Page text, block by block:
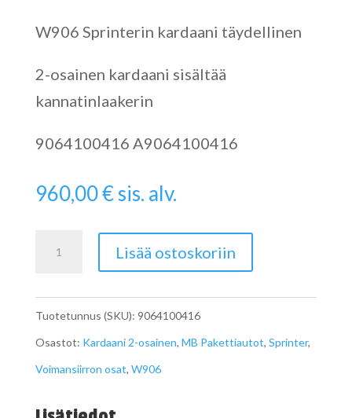
W906 Sprinterin kardaani täydellinen
2-osainen kardaani sisältää
kannatinlaakerin
9064100416 A9064100416
960,00€sis. alv.
W906
A9064100416
määrä
Lisää ostoskoriin
Tuotetunnus (SKU): 9064100416
Osastot: Kardaani 2-osainen, MB Pakettiautot, Sprinter,
Voimansiirron osat, W906